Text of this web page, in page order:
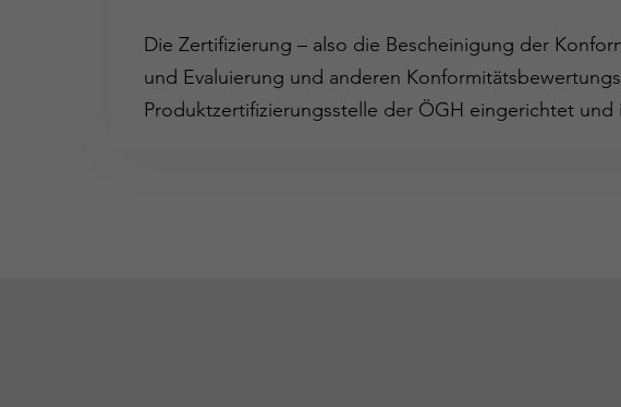
Die Zertifizierung – also die Bescheinigung der
und Evaluierung und anderen
Produktzertifizierungsstelle der ÖGH eingerichtet